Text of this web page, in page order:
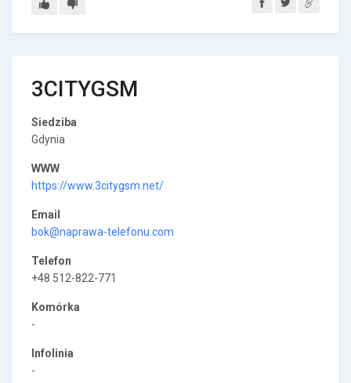
3CITYGSM
Siedziba
Gdynia
WWW
https://www.3citygsm.net/
Email
bok@naprawa-telefonu.com
Telefon
+48 512-822-771
Komórka
-
Infolinia
-